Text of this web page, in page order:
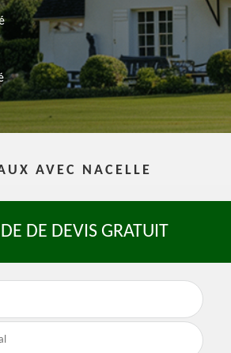
AVEC NACELLE
DE DEVIS GRATUIT